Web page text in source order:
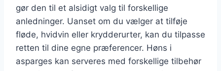
gør den til et alsidigt valg til forskellige
anledninger. Uanset om du vælger at tilføje
fløde, hvidvin eller krydderurter, kan du tilpasse
retten til dine egne præferencer. Høns i
asparges kan serveres med forskellige tilbehør